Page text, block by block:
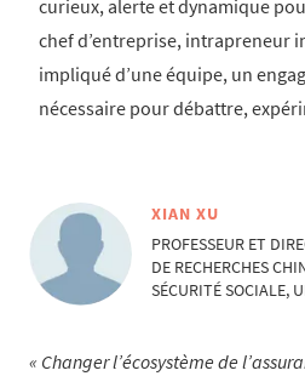
curieux, alerte et dynamique
chef d’entreprise, intrapreneur
impliqué d’une équipe, un
nécessaire pour débattre,
XIAN XU
PROFESSEUR ET
DE RECHERCHES
SÉCURITÉ SOCIALE,
Changer l’écosystème de